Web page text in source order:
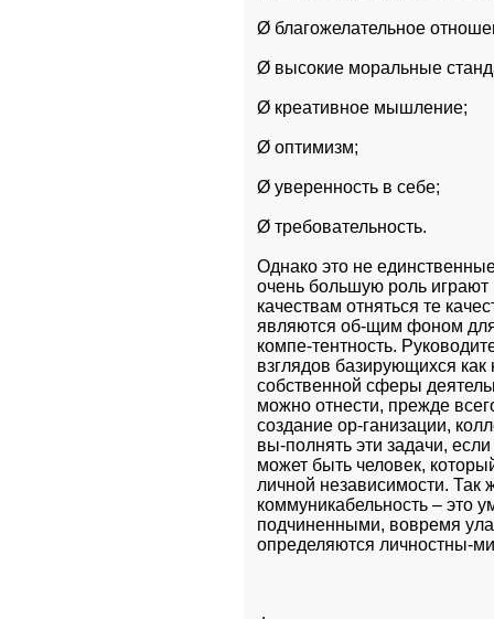
Ø благожелательное
Ø высокие моральные
Ø креативное мышление;
Ø оптимизм;
Ø уверенность в себе;
Ø требовательность.
Однако это не
очень большую роль
качествам отняться те
являются об-щим фоном для
компе-тентность.
взглядов базирующихся
собственной сферы
можно отнести, прежде
создание ор-ганизации,
вы-полнять эти задачи,
может быть человек,
личной независимости. Так
коммуникабельность – это
подчиненными, вовремя
определяются личностны-